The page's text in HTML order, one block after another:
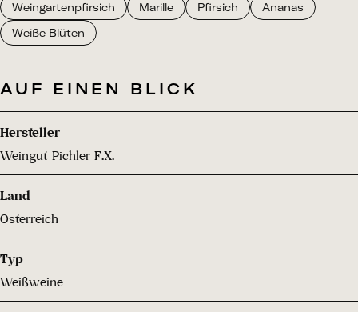
Weingartenpfirsich
Marille Pfirsich
Ananas
Weiße Blüten
AUF EINEN BLICK
Hersteller
Weingut Pichler F.X.
Land
Österreich
Typ
Weißweine